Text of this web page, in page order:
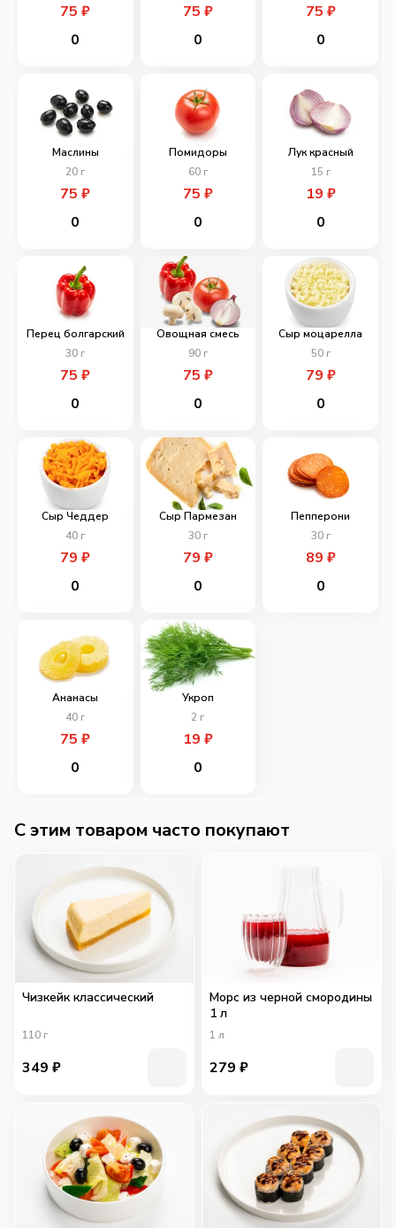
75₽
0
75 ₽
0
75 ₽
0
Маслины
20 г
75₽
0
Помидоры
60г
75 ₽
0
Лук красный
15 г
19 ₽
0
Перец болгарский
30 г
75₽
0
Овощная смесь
90г
75 ₽
0
Сыр моцарелла
50г
79 ₽
0
Сыр Чеддер
40 г
79₽
0
Сыр Пармезан
30г
79 ₽
0
Пепперони
30г
89 ₽
0
Ананасы
40 г
75₽
0
Укроп
2 г
19 ₽
0
C этим товаром часто покупают
Чизкейк классический
110 г
349 ₽
Морс из черной смородины
1 л
1 л
279 ₽